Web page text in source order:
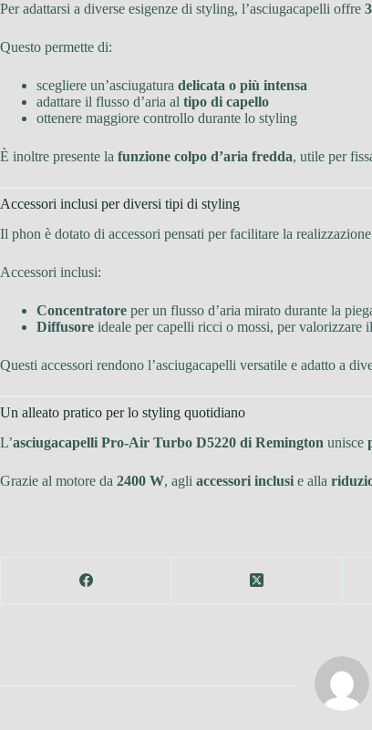
Per adattarsi a diverse esigenze di styling, l’asciugacapelli offre
Questo permette di:
scegliere un’asciugatura delicata o più intensa
adattare il flusso d’aria al tipo di capello
ottenere maggiore controllo durante lo styling
È inoltre presente la funzione colpo d’aria fredda, utile per
Accessori inclusi per diversi tipi di styling
Il phon è dotato di accessori pensati per facilitare la
Accessori inclusi:
Concentratore per un flusso d’aria mirato durante la
Diffusore ideale per capelli ricci o mossi, per valorizzare
Questi accessori rendono l’asciugacapelli versatile e adatto a
Un alleato pratico per lo styling quotidiano
L’asciugacapelli Pro-Air Turbo D5220 di Remington unisce
Grazie al motore da 2400 W, agli accessori inclusi e alla